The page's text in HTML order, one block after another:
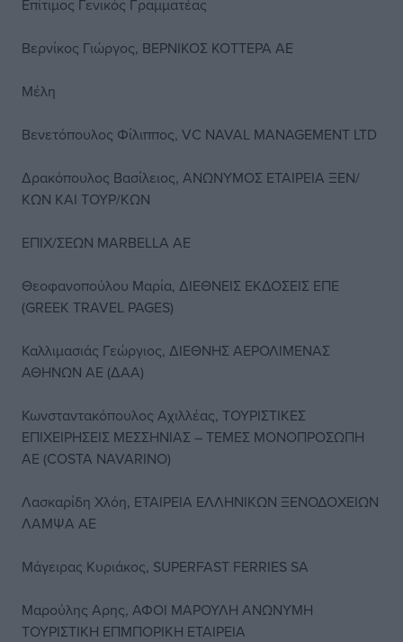
Επίτιμος Γενικός Γραμματέας
Βερνίκος Γιώργος, ΒΕΡΝΙΚΟΣ ΚΟΤΤΕΡΑ ΑΕ
Μέλη
Βενετόπουλος Φίλιππος, VC NAVAL MANAGEMENT LTD
Δρακόπουλος Βασίλειος, ΑΝΩΝΥΜΟΣ ΕΤΑΙΡΕΙΑ ΞΕΝ/
ΚΩΝ ΚΑΙ ΤΟΥΡ/ΚΩΝ
ΕΠΙΧ/ΣΕΩΝ MARBELLA AE
Θεοφανοπούλου Μαρία, ΔΙΕΘΝΕΙΣ ΕΚΔΟΣΕΙΣ ΕΠΕ
(GREEK TRAVEL PAGES)
Καλλιμασιάς Γεώργιος, ΔΙΕΘΝΗΣ ΑΕΡΟΛΙΜΕΝΑΣ
ΑΘΗΝΩΝ ΑΕ (ΔΑΑ)
Κωνσταντακόπουλος Αχιλλέας, ΤΟΥΡΙΣΤΙΚΕΣ
ΕΠΙΧΕΙΡΗΣΕΙΣ ΜΕΣΣΗΝΙΑΣ – TEMEΣ ΜΟΝΟΠΡΟΣΩΠΗ
AE (COSTA NAVARINO)
Λασκαρίδη Χλόη, ΕΤΑΙΡΕΙΑ ΕΛΛΗΝΙΚΩΝ ΞΕΝΟΔΟΧΕΙΩΝ
ΛΑΜΨΑ AE
Μάγειρας Κυριάκος, SUPERFAST FERRIES SA
Μαρούλης Αρης, ΑΦΟΙ ΜΑΡΟΥΛΗ ΑΝΩΝΥΜΗ
ΤΟΥΡΙΣΤΙΚΗ ΕΠΜΠΟΡΙΚΗ ΕΤΑΙΡΕΙΑ